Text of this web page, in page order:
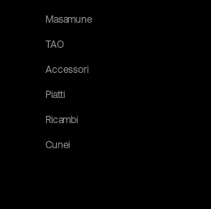
Masamune
TAO
Accessori
Piatti
Ricambi
Cunei
know what you need, and we'll be